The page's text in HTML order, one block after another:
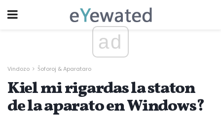
ad
Vindozo Ŝoforoj & Aparataro
Kiel mi rigardas la staton
de la aparato en Windows?